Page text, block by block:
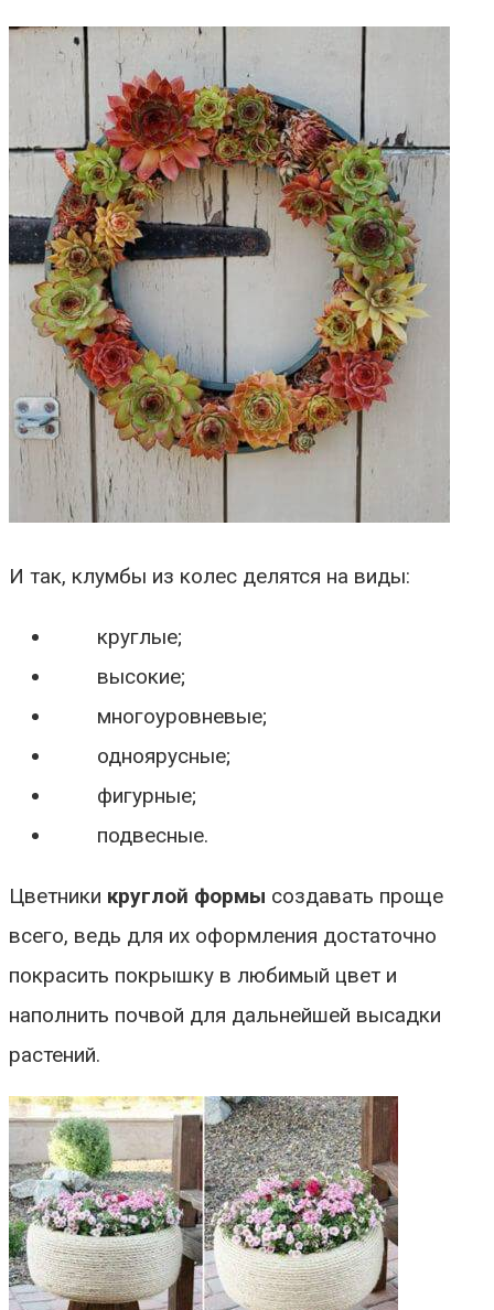
И так, клумбы из колес делятся на виды:
круглые;
высокие;
многоуровневые;
одноярусные;
фигурные;
подвесные.
Цветники круглой формы создавать проще
всего, ведь для их оформления достаточно
покрасить покрышку в любимый цвет и
наполнить почвой для дальнейшей высадки
растений.